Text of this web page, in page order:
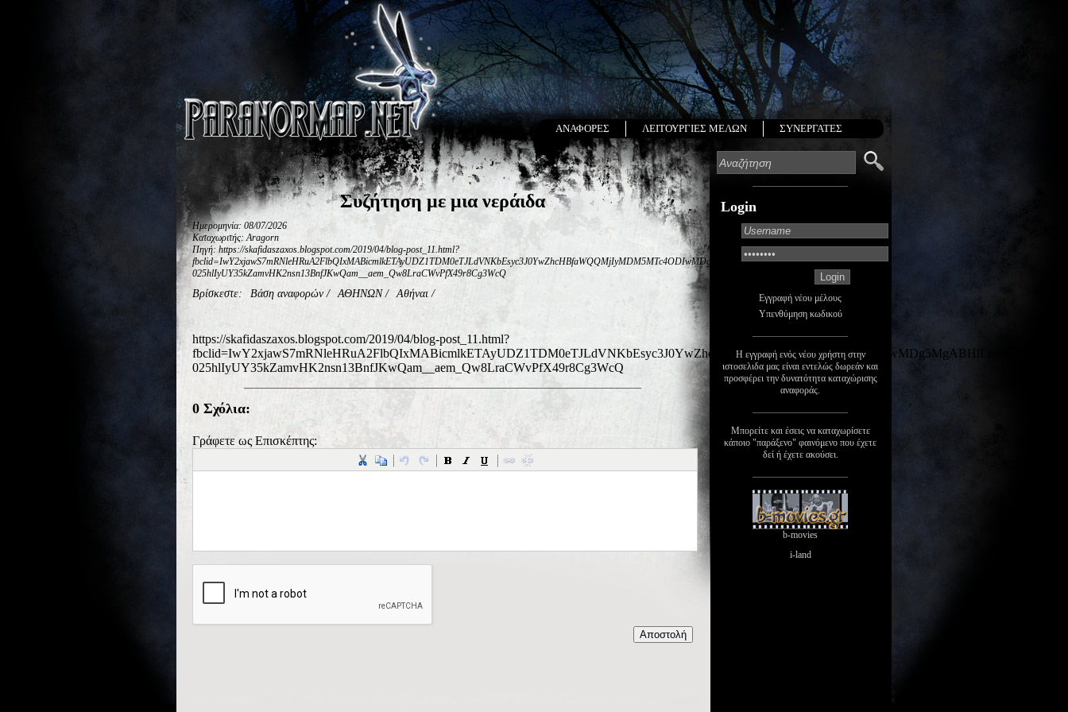
ΑΝΑΦΟΡΕΣ ΛΕΙΤΟΥΡΓΙΕΣ ΜΕΛΩΝ ΣΥΝΕΡΓΑΤΕΣ
Συζήτηση με μια νεράιδα
Ημερομηνία: 08/07/2026
Καταχωριτής: Aragorn
Πηγή: https://skafidaszaxos.blogspot.com/2019/04/blog-post_11.html?
fbclid=IwY2xjawS7mRNleHRuA2FlbQIxMABicmlkETAyUDZ1TDM0eTJLdVNKbEsyc3J0YwZhcHBfaWQQMjIyMDM5MTc4ODIwMDg5MgABHlLrsMlY9LWeZWB9X7dYL6goD-
025hlIyUY35kZamvHK2nsn13BnfJKwQam__aem_Qw8LraCWvPfX49r8Cg3WcQ
Βρίσκεστε: Βάση αναφορών/ ΑΘΗΝΩΝ/ Αθήναι /
https://skafidaszaxos.blogspot.com/2019/04/blog-post_11.html?
025hlIyUY35kZamvHK2nsn13BnfJKwQam__aem_Qw8LraCWvPfX49r8Cg3WcQ
0 Σχόλια:
Γράφετε ως Επισκέπτης:
Login
Εγγραφή νέου μέλους
Υπενθύμηση κωδικού
Η εγγραφή ενός νέου χρήστη στην
ιστοσελιδα μας είναι εντελώς δωρεάν και
προσφέρει την δυνατότητα καταχώρισης
αναφοράς.
Μπορείτε και έσεις να καταχωρίσετε
κάποιο "παράξενο" φαινόμενο που έχετε
δεί ή έχετε ακούσει.
b-movies
i-land